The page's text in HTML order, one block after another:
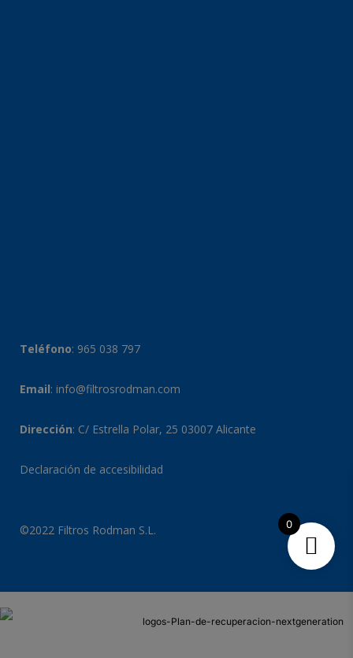
Teléfono: 965 038 797
Email: info@filtrosrodman.com
Dirección: C/ Estrella Polar, 25 03007 Alicante
Declaración de accesibilidad
©2022 Filtros Rodman S.L. 0